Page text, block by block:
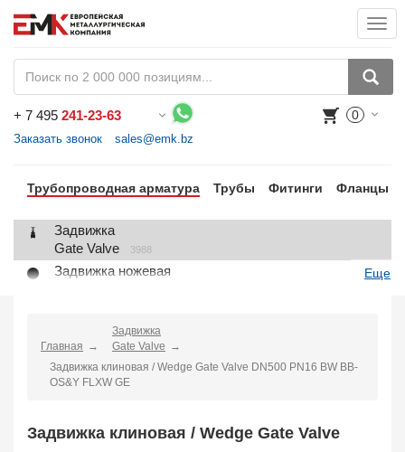
+ 7 495 241-23-63
Заказать звонок sales@emk.bz
0
Трубопроводная арматура Трубы Фитинги Фланцы
Задвижка
Gate Valve
3988
Задвижка ножевая
Globe Valve
2191
Клапан регулирующий
Control Valve
2
Клапан обратный
Еще
Главная
Задвижка
Gate Valve
Задвижка клиновая / Wedge Gate Valve DN500 PN16 BW BB-
OS&Y FLXW GE
Задвижка клиновая / Wedge Gate Valve